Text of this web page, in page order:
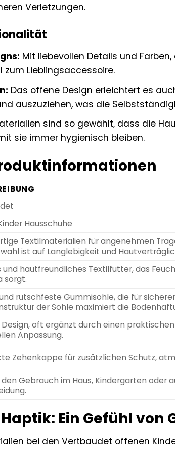
Verletzungen.
Mit liebevollen Details und
zum Lieblingsaccessoire.
Das offene Design erleichtert es
auszuziehen, was die
sind so gewählt, dass die
sie immer hygienisch bleiben.
Hausschuhe
Textilmaterialien für angenehmen
ist auf Langlebigkeit und
und hautfreundliches Textilfutter, das
sorgt.
rutschfeste Gummisohle, die für
der Sohle maximiert die
oft ergänzt durch einen
Anpassung.
Zehenkappe für zusätzlichen Schutz,
Gebrauch im Haus, Kindergarten oder
Ein Gefühl von
bei den Vertbaudet offenen